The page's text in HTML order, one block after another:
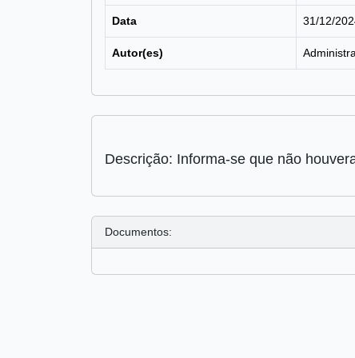
Data 31/12/
Autor(es)
Descrição: Informa-se que não
Documentos: